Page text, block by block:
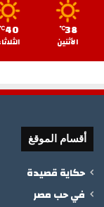
38
℃
الأثنين
40
أقسام الموقغ
حكاية قصيدة
في حب مصر